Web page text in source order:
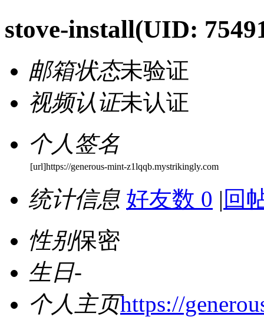
stove-install(UID:
邮箱状态未验证
视频认证未认证
个人签名
[url]https://generous-mint-z1lqqb.mystrikingly.com
统计信息 好友数 0 | 回
性别保密
生日-
个人主页https://